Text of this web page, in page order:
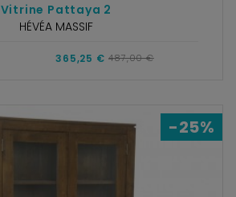
Vitrine Pattaya 2
HÉVÉA MASSIF
365,25 € 487,00 €
-25%